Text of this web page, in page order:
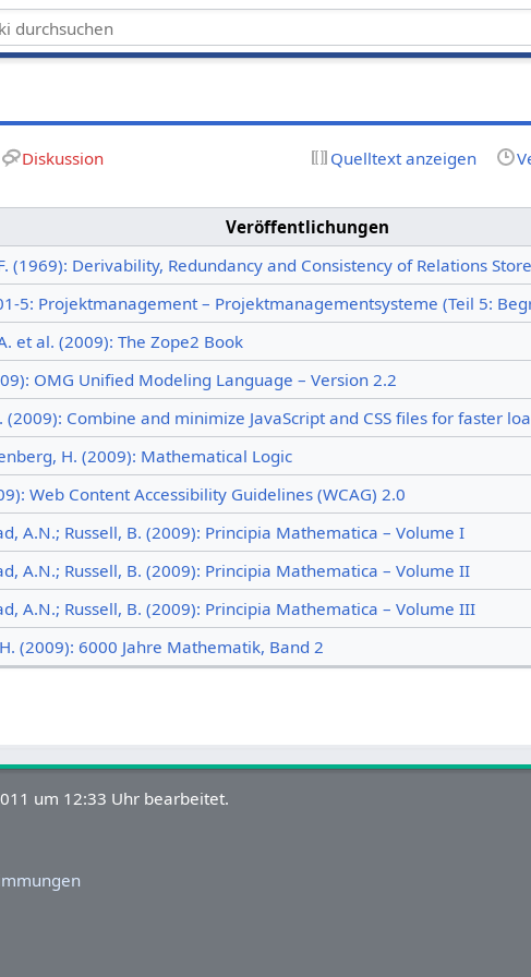
Diskussion Quelltext anzeigen
Veröffentlichungen
(1969): Derivability, Redundancy and Consistency of Relations
5: Projektmanagement – Projektmanagementsysteme (Teil 5:
et al. (2009): The Zope2 Book
OMG Unified Modeling Language – Version 2.2
(2009): Combine and minimize JavaScript and CSS files for faster
H. (2009): Mathematical Logic
Web Content Accessibility Guidelines (WCAG) 2.0
A.N.; Russell, B. (2009): Principia Mathematica – Volume I
A.N.; Russell, B. (2009): Principia Mathematica – Volume II
A.N.; Russell, B. (2009): Principia Mathematica – Volume III
(2009): 6000 Jahre Mathematik, Band 2
um 12:33 Uhr bearbeitet.